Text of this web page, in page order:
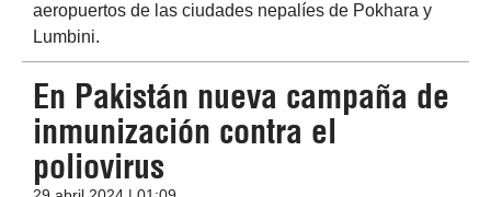
aeropuertos de las ciudades nepalíes de Pokhara y
Lumbini.
En Pakistán nueva campaña de
inmunización contra el
poliovirus